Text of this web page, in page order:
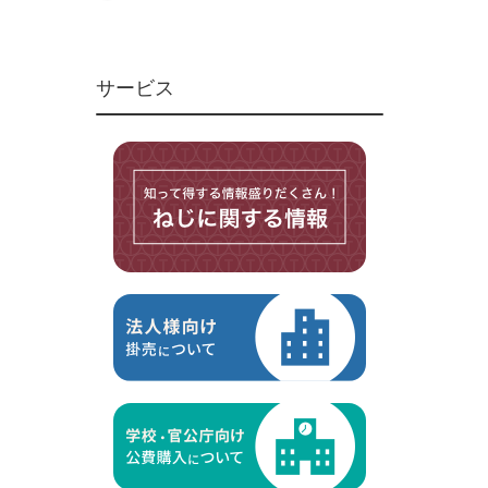
マイクロねじ
台形ねじ
その他ねじ
便利品
金具・金物
切削工具
研削研磨品
作業用品
ケミカル製品
サービス